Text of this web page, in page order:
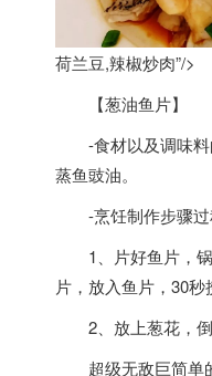
荷兰豆,辣椒炒肉”/>
【葱油鱼片】
-食材以及调味
蒸鱼豉油。
-烹饪制作步骤过
1、片好鱼片，
片，放入鱼片，30秒
2、放上葱花，
超级无敌巨简单